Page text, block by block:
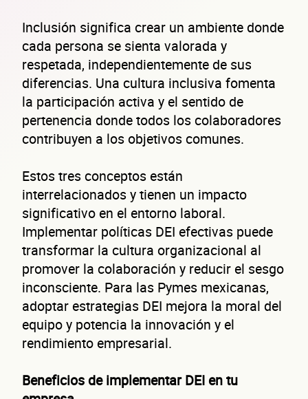
Inclusión significa crear un ambiente donde
cada persona se sienta valorada y
respetada, independientemente de sus
diferencias. Una cultura inclusiva fomenta
la participación activa y el sentido de
pertenencia donde todos los colaboradores
contribuyen a los objetivos comunes.
Estos tres conceptos están
interrelacionados y tienen un impacto
significativo en el entorno laboral.
Implementar políticas DEI efectivas puede
transformar la cultura organizacional al
promover la colaboración y reducir el sesgo
inconsciente. Para las Pymes mexicanas,
adoptar estrategias DEI mejora la moral del
equipo y potencia la innovación y el
rendimiento empresarial.
Beneficios de implementar DEI en tu